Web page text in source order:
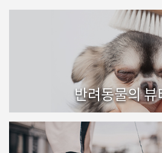
반려동물의 뷰